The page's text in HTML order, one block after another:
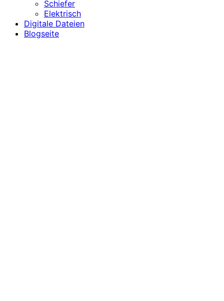
Schiefer
Elektrisch
Digitale Dateien
Blogseite